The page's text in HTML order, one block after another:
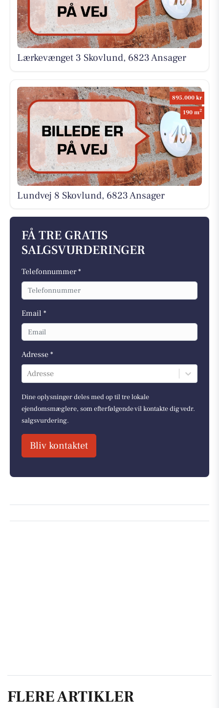
Lærkevænget 3 Skovlund, 6823 Ansager
895.000 kr
190 m2
Lundvej 8 Skovlund, 6823 Ansager
FÅ TRE GRATIS
SALGSVURDERINGER
Telefonnummer *
Email *
Adresse *
Adresse
Dine oplysninger deles med op til tre lokale
ejendomsmæglere, som efterfølgende vil kontakte dig vedr.
salgsvurdering.
Bliv kontaktet
FLERE ARTIKLER